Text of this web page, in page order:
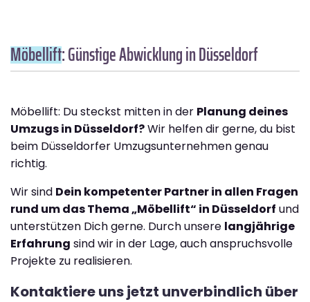
Möbellift: Günstige Abwicklung in Düsseldorf
Möbellift: Du steckst mitten in der Planung deines
Umzugs in Düsseldorf?Wir helfen dir gerne, du bist
beim Düsseldorfer Umzugsunternehmen genau
richtig.
Wir sind Dein kompetenter Partner in allen Fragen
rund um das Thema „Möbellift“ in Düsseldorf und
unterstützen Dich gerne. Durch unsere langjährige
Erfahrung sind wir in der Lage, auch anspruchsvolle
Projekte zu realisieren.
Kontaktiere uns jetzt unverbindlich über